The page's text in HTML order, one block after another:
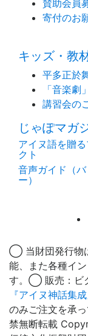
賛助会員
寄付のお
キッズ・教
平多正於
「音楽劇
講習会の
じゃぽマガ
アイヌ語を贈
クト
音声ガイド（バ
ー）
◯ 当財団発行物
能、また各種イ
す。◯ 販売：ビ
『アイヌ神話集成
のみご注文を承っ
禁無断転載